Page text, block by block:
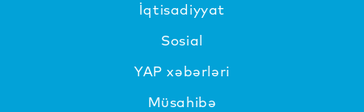
İqtisadiyyat
Sosial
YAP xəbərləri
Müsahibə